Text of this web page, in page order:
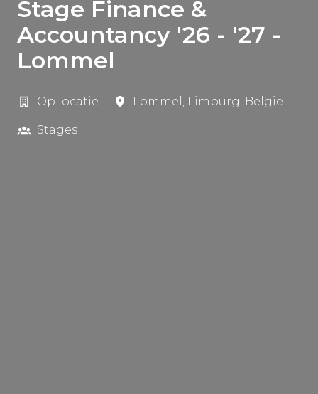
Stage Finance &
Accountancy '26 - '27 -
Lommel
Op locatie Lommel Limburg België
Stages